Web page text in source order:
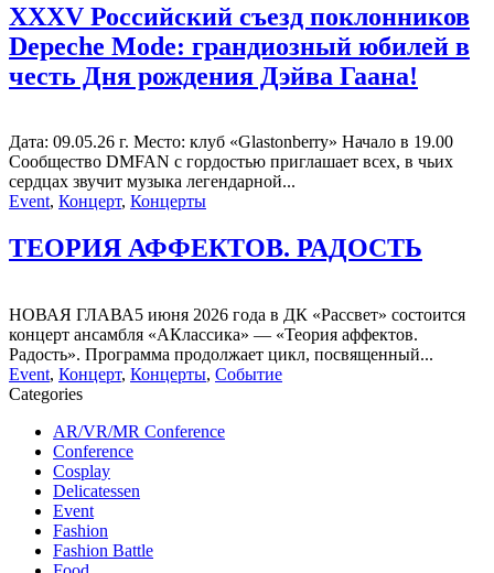
XXXV Российский съезд поклонников
Depeche Mode: грандиозный юбилей в
честь Дня рождения Дэйва Гаана!
Дата: 09.05.26 г. Место: клуб «Glastonberry» Начало в 19.00
Сообщество DMFAN с гордостью приглашает всех, в чьих
сердцах звучит музыка легендарной...
Event, Концерт, Концерты
ТЕОРИЯ АФФЕКТОВ. РАДОСТЬ
НОВАЯ ГЛАВА5 июня 2026 года в ДК «Рассвет» состоится
концерт ансамбля «АКлассика» — «Теория аффектов.
Радость». Программа продолжает цикл, посвященный...
Event, Концерт, Концерты, Событие
Categories
AR/VR/MR Conference
Conference
Cosplay
Delicatessen
Event
Fashion
Fashion Battle